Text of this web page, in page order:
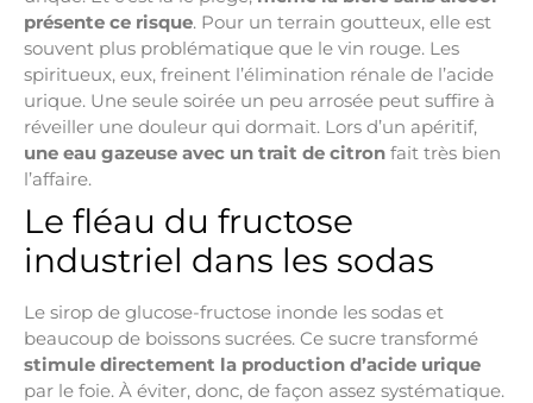
présente ce risque. Pour un terrain goutteux, elle est
souvent plus problématique que le vin rouge. Les
spiritueux, eux, freinent l’élimination rénale de l’acide
urique. Une seule soirée un peu arrosée peut suffire à
réveiller une douleur qui dormait. Lors d’un apéritif,
une eau gazeuse avec un trait de citron fait très bien
l’affaire.
Le fléau du fructose
industriel dans les sodas
Le sirop de glucose-fructose inonde les sodas et
beaucoup de boissons sucrées. Ce sucre transformé
stimule directement la production d’acide urique
par le foie. À éviter, donc, de façon assez systématique.